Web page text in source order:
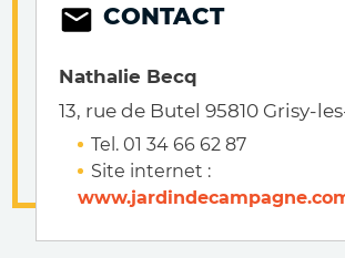
CONTACT
Nathalie Becq
13, rue de Butel 95810 Grisy-
Tel. 01 34 66 62 87
Site internet :